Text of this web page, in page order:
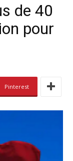
de 40
pour
Pinterest